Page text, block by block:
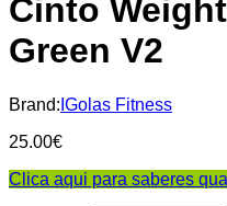
Cinto
Green V2
Brand: IGolas Fitness
25.00€
Clica aqui para saberes